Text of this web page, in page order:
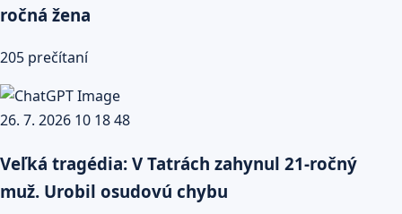
ročná žena
205 prečítaní
Veľká tragédia: V Tatrách zahynul 21-ročný
muž. Urobil osudovú chybu